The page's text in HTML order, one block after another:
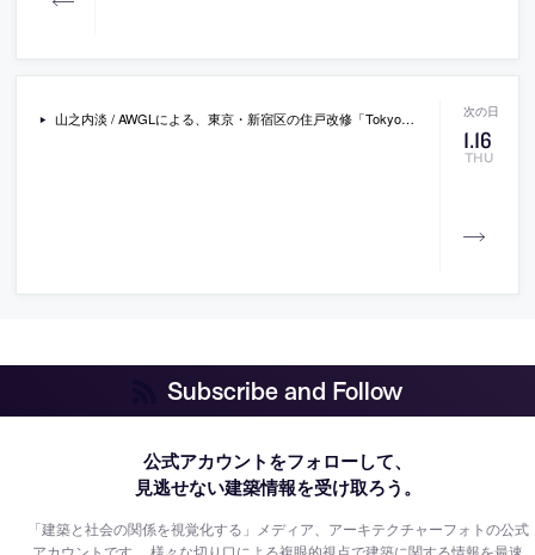
1.16
THU
山之内淡 / AWGLによる、東京・新宿区の住戸改修「Tokyo Clubhouse」。新宿御苑に近い集合住宅での計画。友人が頻繁に訪れる施主の生活に着目し、御苑の在り方と重なる“半プライベート / 半パブリック”な場を志向。天井の凹凸等で“居場所のグラデーション”がある一室空間を作る
Subscribe and Follow
公式アカウントをフォローして、
見逃せない建築情報を受け取ろう。
「建築と社会の関係を視覚化する」メディア、アーキテクチャーフォトの公式